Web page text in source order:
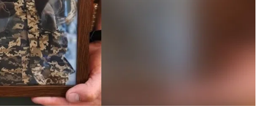
ВНАСЛІДОК ПОРАНЕНЬ, ОТРИМАНИХ НА ВІЙНІ,
ПОМЕР ВОЇН ЮРІЙ ВОЙТИК
25 листопада 2025